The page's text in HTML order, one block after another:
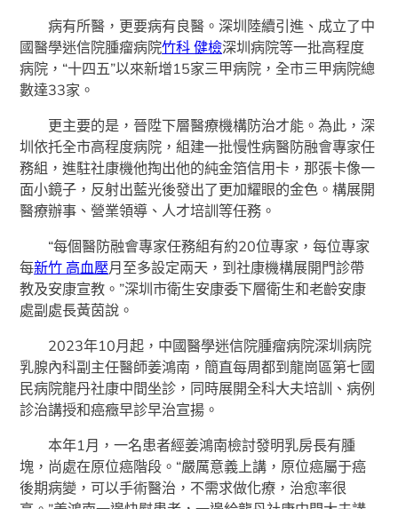
病有所醫，更要病有良醫。深圳陸續引進、成立了中
國醫學迷信院腫瘤病院竹科 健檢深圳病院等一批高程度
病院，“十四五”以來新增15家三甲病院，全市三甲病院總
數達33家。
更主要的是，晉陞下層醫療機構防治才能。為此，深
圳依托全市高程度病院，組建一批慢性病醫防融會專家任
務組，進駐社康機他掏出他的純金箔信用卡，那張卡像一
面小鏡子，反射出藍光後發出了更加耀眼的金色。構展開
醫療辦事、營業領導、人才培訓等任務。
“每個醫防融會專家任務組有約20位專家，每位專家
每新竹 高血壓月至多設定兩天，到社康機構展開門診帶
教及安康宣教。”深圳市衛生安康委下層衛生和老齡安康
處副處長黃茵說。
2023年10月起，中國醫學迷信院腫瘤病院深圳病院
乳腺內科副主任醫師姜鴻南，簡直每周都到龍崗區第七國
民病院龍丹社康中間坐診，同時展開全科大夫培訓、病例
診治講授和癌癥早診早治宣揚。
本年1月，一名患者經姜鴻南檢討發明乳房長有腫
塊，尚處在原位癌階段。“嚴厲意義上講，原位癌屬于癌
後期病變，可以手術醫治，不需求做化療，治愈率很